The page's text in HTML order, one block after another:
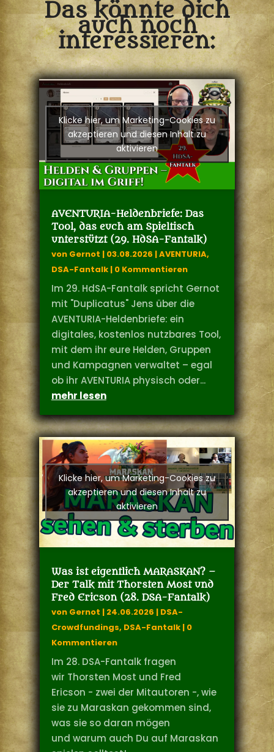
Das könnte dich
auch noch
interessieren:
Klicke hier, um Marketing-Cookies zu
akzeptieren und diesen Inhalt zu
aktivieren
AVENTURIA-Heldenbriefe: Das
Tool, das euch am Spieltisch
unterstützt (29. HdSA-Fantalk)
von Gernot | 03.08.2026 |AVENTURIA,
DSA-Fantalk| 0 Kommentieren
Im 29. HdSA-Fantalk spricht Gernot
mit "Duplicatus" Jens über die
AVENTURIA-Heldenbriefe: ein
digitales, kostenlos nutzbares Tool,
mit dem ihr eure Helden, Gruppen
und Kampagnen verwaltet – egal
ob ihr AVENTURIA physisch oder...
mehr lesen
Klicke hier, um Marketing-Cookies zu
akzeptieren und diesen Inhalt zu
aktivieren
Was ist eigentlich MARASKAN? –
Der Talk mit Thorsten Most und
Fred Ericson (28. DSA-Fantalk)
von Gernot | 24.06.2026 | DSA-
Crowdfundings, DSA-Fantalk| 0
Kommentieren
Im 28. DSA-Fantalk fragen
wir Thorsten Most und Fred
Ericson - zwei der Mitautoren -, wie
sie zu Maraskan gekommen sind,
was sie so daran mögen
und warum auch Du auf Maraskan